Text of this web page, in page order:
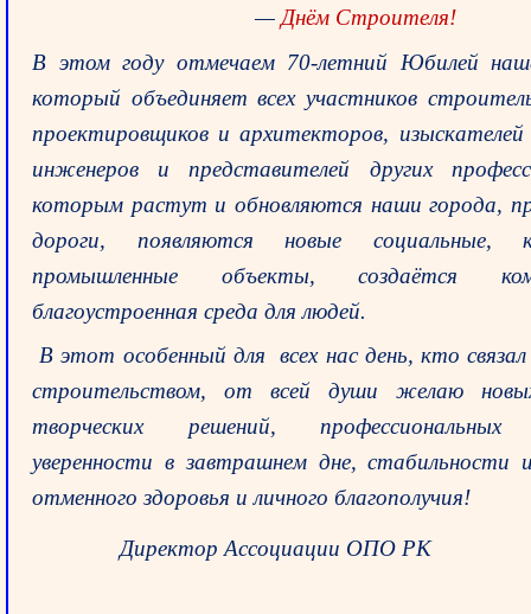
—Днём Строителя!
В этом году отмечаем 70-летний Юбилей
который объединяет всех участников
проектировщиков и архитекторов,
инженеров и представителей других
которым растут и обновляются наши города,
дороги, появляются новые социальные,
промышленные объекты, создаётся
благоустроенная среда для людей.
В этот особенный для всех нас день, кто
строительством, от всей души желаю
творческих решений, профессиональных
уверенности в завтрашнем дне, стабильности
отменного здоровья и личного благополучия!
Директор Ассоциации ОПО РК